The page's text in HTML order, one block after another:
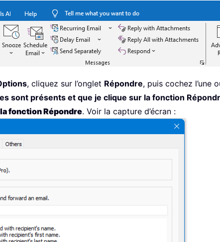
, cliquez sur l’onglet Répondre, puis cochez l’une
sont présents et que je clique sur la fonction
fonction Répondre. Voir la capture d’écran :